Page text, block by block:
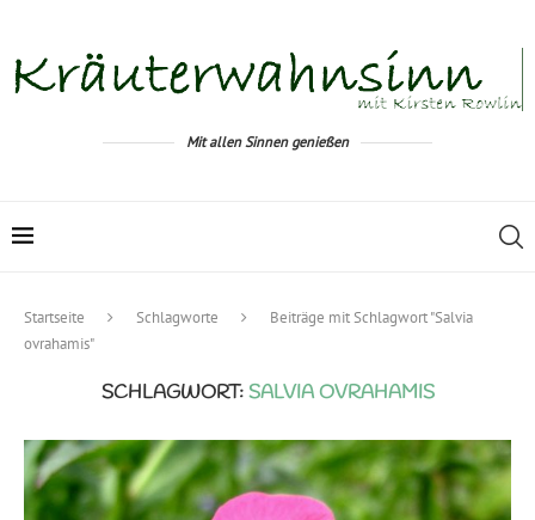
Mit allen Sinnen genießen
Startseite Schlagworte
Beiträge mit Schlagwort "Salvia
ovrahamis"
SCHLAGWORT:SALVIA OVRAHAMIS